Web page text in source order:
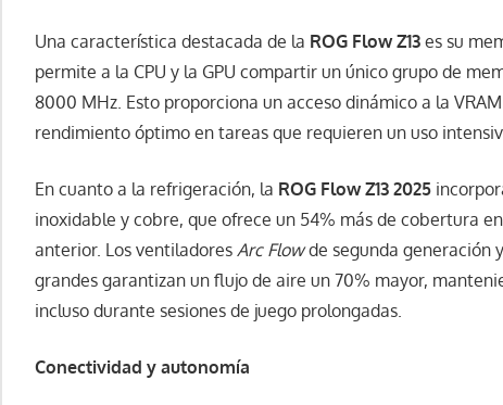
Una característica destacada de la ROG Flow Z13 es su
permite a la CPU y la GPU compartir un único grupo de
8000 MHz. Esto proporciona un acceso dinámico a la
rendimiento óptimo en tareas que requieren un uso
En cuanto a la refrigeración, la ROG Flow Z13 2025
inoxidable y cobre, que ofrece un 54% más de cobertura
anterior. Los ventiladores Arc Flowde segunda generación
grandes garantizan un flujo de aire un 70% mayor,
incluso durante sesiones de juego prolongadas.
Conectividad y autonomía